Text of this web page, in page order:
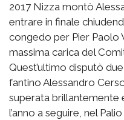
2017 Nizza montò
entrare in finale
congedo per Pier Paolo
massima carica del
Quest’ultimo disputò
fantino Alessandro
superata brillantemente
l’anno a seguire, nel